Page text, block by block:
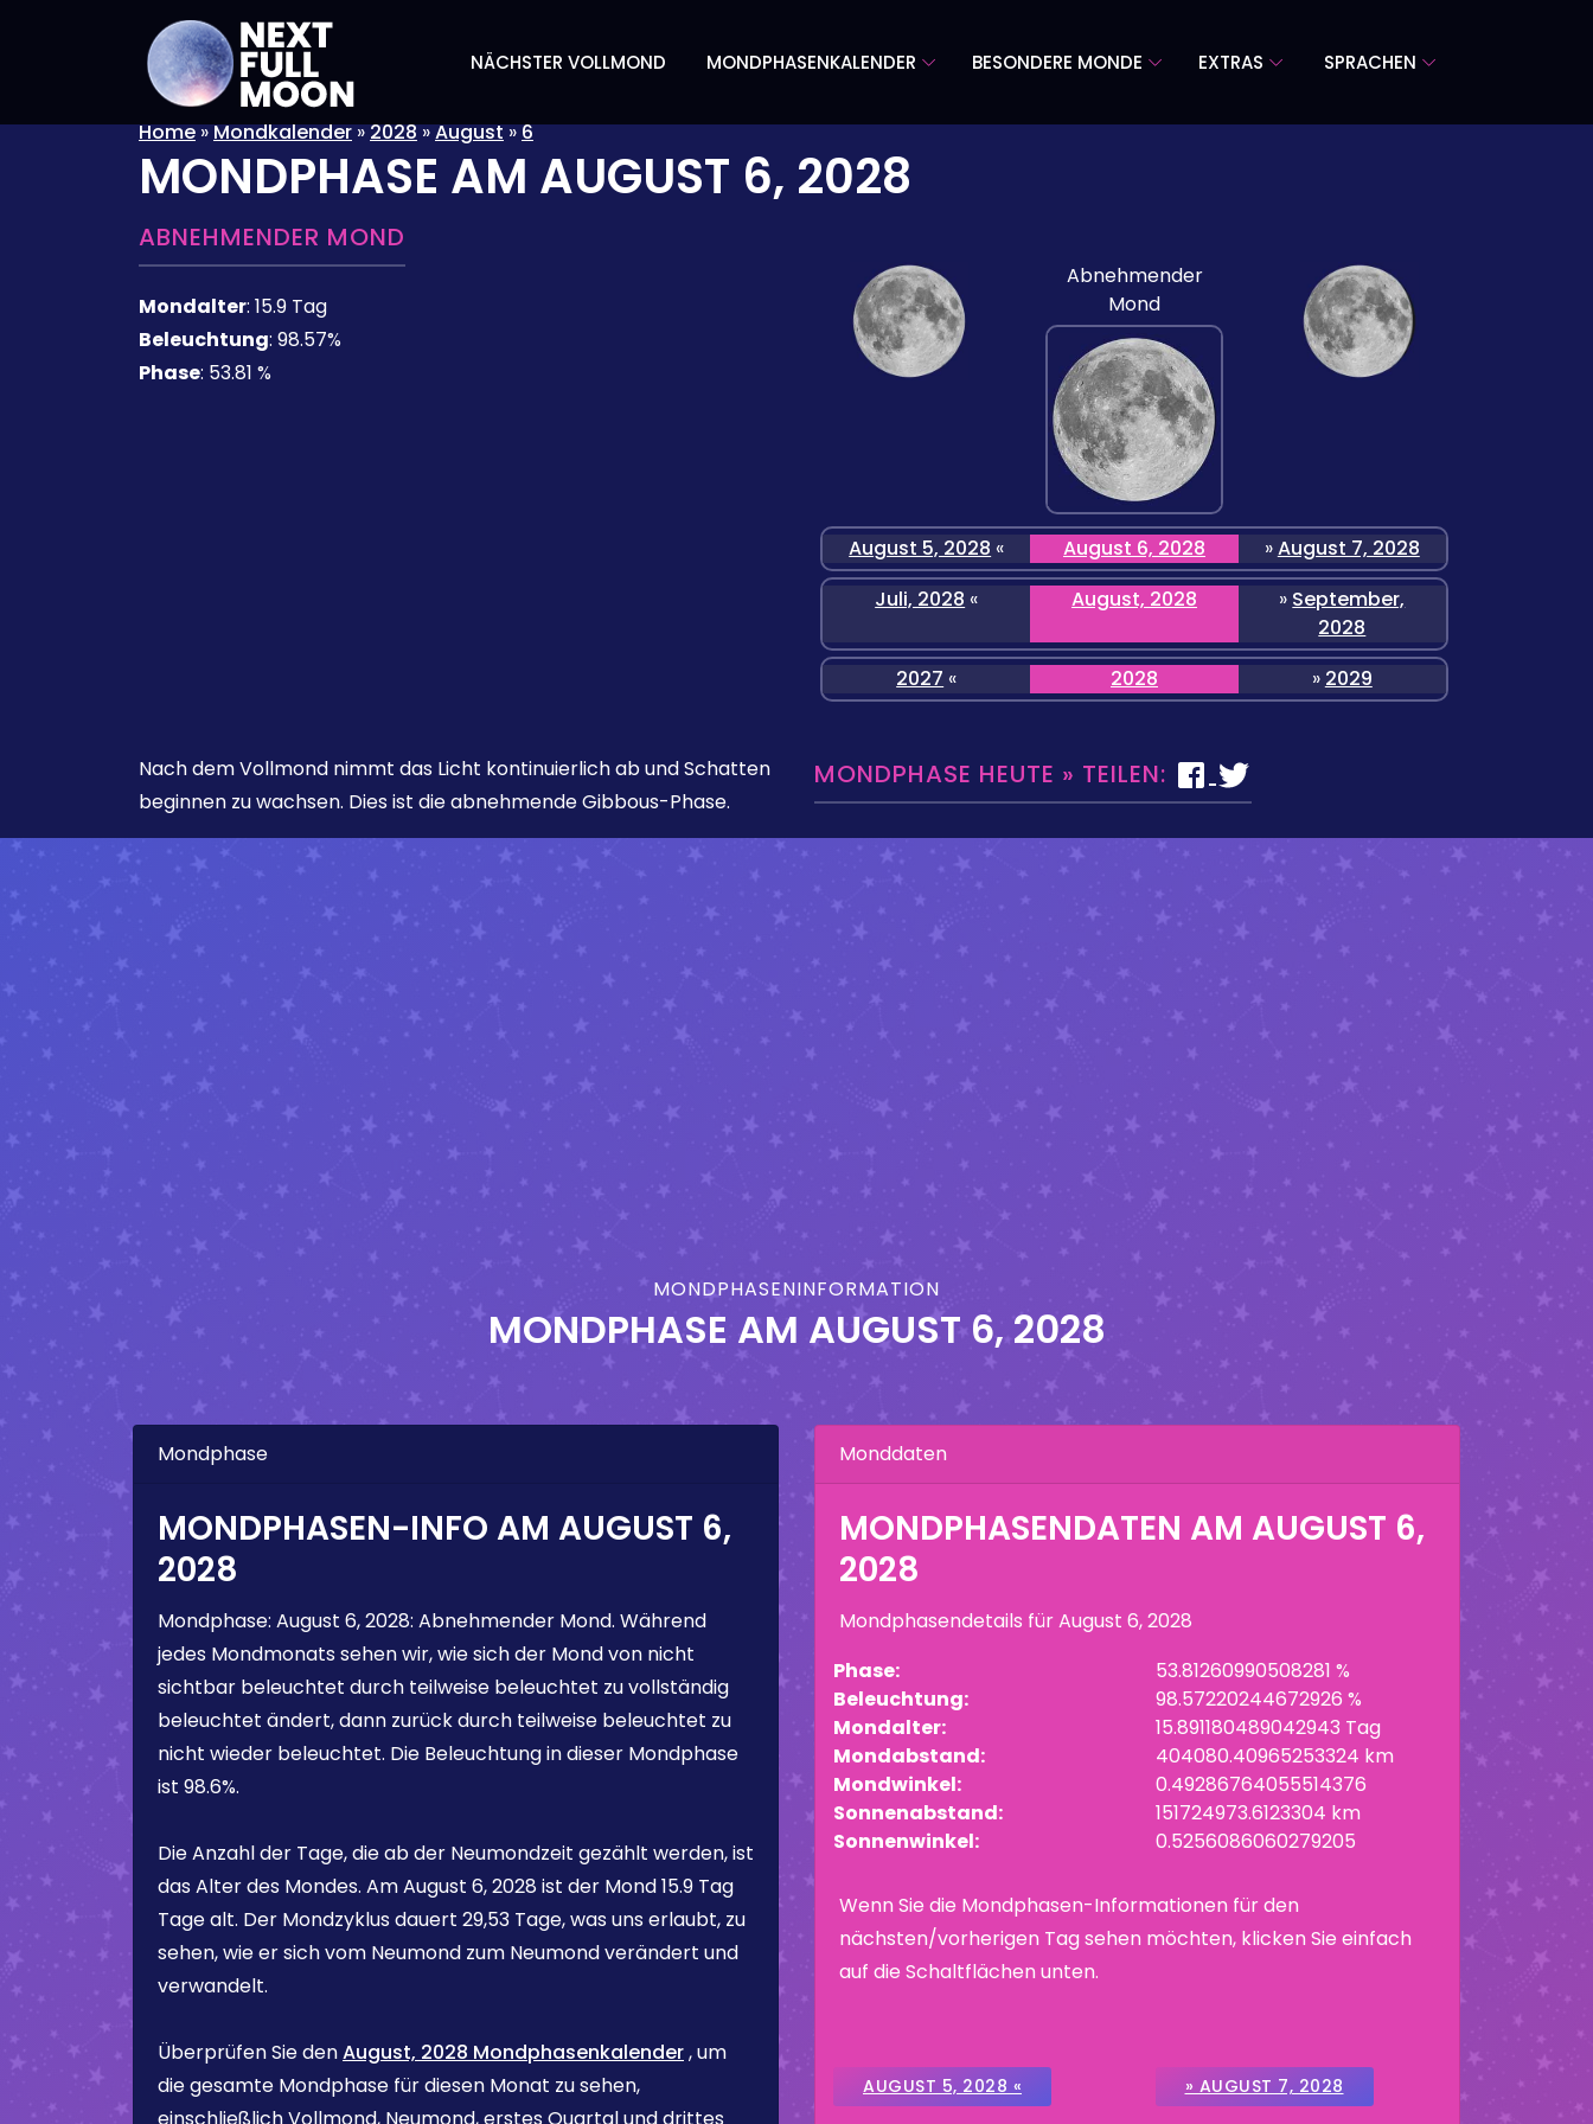
NÄCHSTER VOLLMOND MONDPHASENKALENDER BESONDERE MONDE EXTRAS SPRACHEN
Home»Mondkalender»2028»August»6
MONDPHASE AM AUGUST 6, 2028
ABNEHMENDER MOND
Mondalter: 15.9 Tag
Beleuchtung: 98.57%
Phase: 53.81 %
Abnehmender
Mond
August 5, 2028 « August 6, 2028 »August 7, 2028
Juli, 2028 « August, 2028 » September,
2028
2027 « 2028 » 2029
Nach dem Vollmond nimmt das Licht kontinuierlich ab und Schatten
beginnen zu wachsen. Dies ist die abnehmende Gibbous-Phase.
MONDPHASE HEUTE » TEILEN:
MONDPHASENINFORMATION
MONDPHASE AM AUGUST 6, 2028
Mondphase
MONDPHASEN-INFO AM AUGUST 6,
2028
Mondphase: August 6, 2028: Abnehmender Mond. Während
jedes Mondmonats sehen wir, wie sich der Mond von nicht
sichtbar beleuchtet durch teilweise beleuchtet zu vollständig
beleuchtet ändert, dann zurück durch teilweise beleuchtet zu
nicht wieder beleuchtet. Die Beleuchtung in dieser Mondphase
ist 98.6%.
Die Anzahl der Tage, die ab der Neumondzeit gezählt werden, ist
das Alter des Mondes. AmAugust 6, 2028 ist der Mond15.9 Tag
Tage alt. Der Mondzyklus dauert 29,53 Tage, was uns erlaubt, zu
sehen, wie er sich vom Neumond zum Neumond verändert und
verwandelt.
Überprüfen Sie denAugust, 2028 Mondphasenkalender, um
die gesamte Mondphase für diesen Monat zu sehen,
Monddaten
MONDPHASENDATEN AM AUGUST 6,
2028
Mondphasendetails fürAugust 6, 2028
Phase:
53.81260990508281 %
Beleuchtung:
98.57220244672926 %
Mondalter:
15.891180489042943 Tag
Mondabstand:
404080.40965253324 km
Mondwinkel:
0.49286764055514376
Sonnenabstand:
151724973.6123304 km
Sonnenwinkel:
0.5256086060279205
Wenn Sie die Mondphasen-Informationen für den
nächsten/vorherigen Tag sehen möchten, klicken Sie einfach
auf die Schaltflächen unten.
AUGUST 5, 2028 « » AUGUST 7, 2028